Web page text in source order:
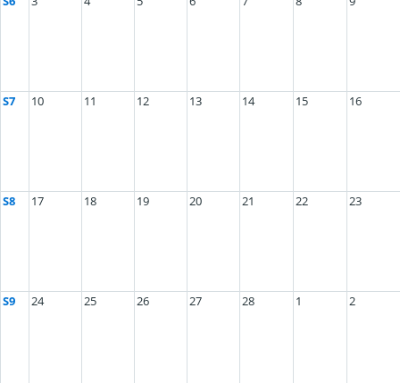
S7 10 11 12 13 14 15 16
S8 17 18 19 20 21 22 23
S9 24 25 26 27 28 1 2